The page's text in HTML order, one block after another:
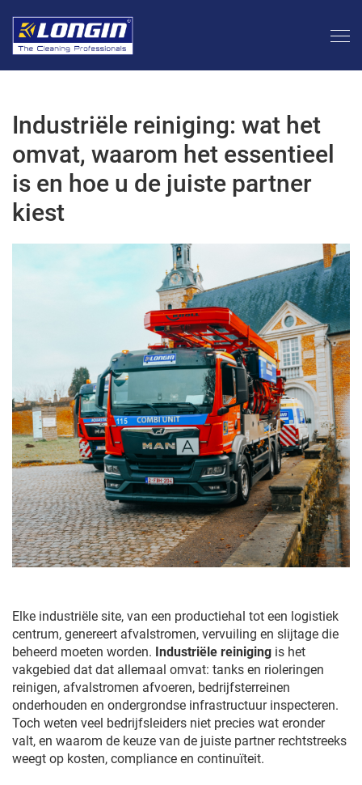
Industriële reiniging: wat het
omvat, waarom het essentieel
is en hoe u de juiste partner
kiest
Elke industriële site, van een productiehal tot een logistiek
centrum, genereert afvalstromen, vervuiling en slijtage die
beheerd moeten worden. Industriële reiniging is het
vakgebied dat dat allemaal omvat: tanks en rioleringen
reinigen, afvalstromen afvoeren, bedrijfsterreinen
onderhouden en ondergrondse infrastructuur inspecteren.
Toch weten veel bedrijfsleiders niet precies wat eronder
valt, en waarom de keuze van de juiste partner rechtstreeks
weegt op kosten, compliance en continuïteit.